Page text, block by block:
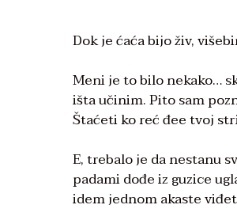
Dok je ćaća bijo živ,
Meni je to bilo nekako…
išta učinim. Pito sam
Štaćeti ko reć đee tvoj
E, trebalo je da nestanu
padami dođe iz guzice
idem jednom akaste